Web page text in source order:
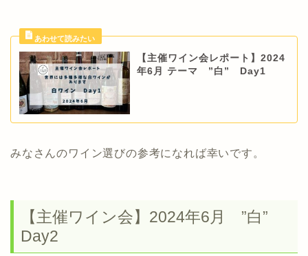
【主催ワイン会レポート】2024
年6月 テーマ ”白” Day1
みなさんのワイン選びの参考になれば幸いです。
【主催ワイン会】2024年6月 ”白”
Day2